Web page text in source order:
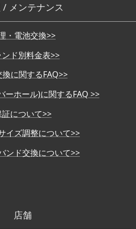
/ メンテナンス
・電池交換>>
ンド別料金表>>
換に関するFAQ>>
ーホール)に関するFAQ >>
証について>>
イズ調整について>>
ンド交換について>>
店舗